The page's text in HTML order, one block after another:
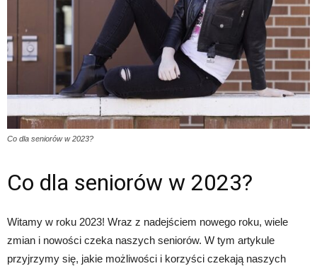
Co dla seniorów w 2023?
Co dla seniorów w 2023?
Witamy w roku 2023! Wraz z nadejściem nowego roku, wiele
zmian i nowości czeka naszych seniorów. W tym artykule
przyjrzymy się, jakie możliwości i korzyści czekają naszych